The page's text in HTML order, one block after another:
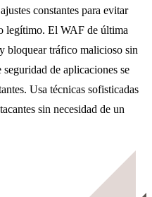
constantes para evitar
legítimo. El WAF de última
bloquear tráfico malicioso sin
de aplicaciones se
Usa técnicas sofisticadas
sin necesidad de un